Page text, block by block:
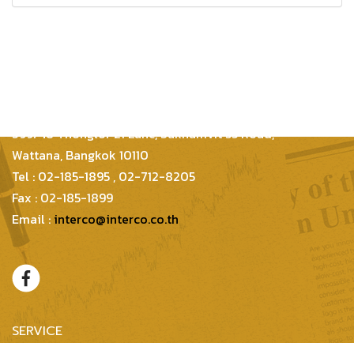
399/48 Thonglor 21 Lane, Sukhumvit 55 Road,
Wattana, Bangkok 10110
Tel : 02-185-1895 , 02-712-8205
Fax : 02-185-1899
Email : interco@interco.co.th
SERVICE